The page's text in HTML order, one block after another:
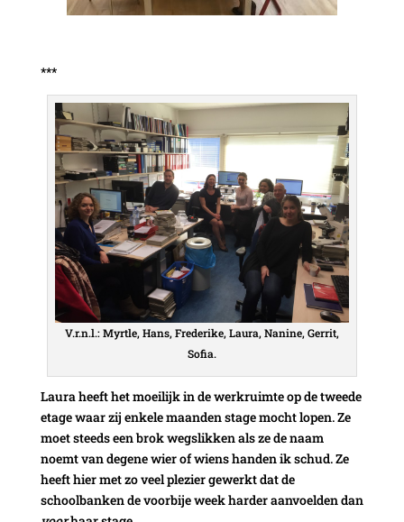
***
V.r.n.l.: Myrtle, Hans, Frederike, Laura, Nanine, Gerrit,
Sofia.
Laura heeft het moeilijk in de werkruimte op de tweede
etage waar zij enkele maanden stage mocht lopen. Ze
moet steeds een brok wegslikken als ze de naam
noemt van degene wier of wiens handen ik schud. Ze
heeft hier met zo veel plezier gewerkt dat de
schoolbanken de voorbije week harder aanvoelden dan